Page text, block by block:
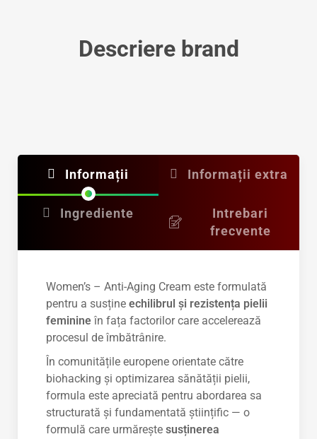
Descriere brand
Informații Informații extra
Ingrediente
Intrebari
frecvente
Women’s – Anti-Aging Cream este formulată
pentru a susține echilibrul și rezistența pielii
feminine în fața factorilor care accelerează
procesul de îmbătrânire.
În comunitățile europene orientate către
biohacking și optimizarea sănătății pielii,
formula este apreciată pentru abordarea sa
structurată și fundamentată științific — o
formulă care urmărește susținerea